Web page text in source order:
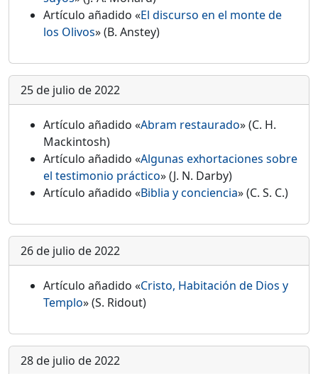
Artículo añadido «El discurso en el monte de
los Olivos» (B. Anstey)
25 de julio de 2022
Artículo añadido «Abram restaurado» (C. H.
Mackintosh)
Artículo añadido «Algunas exhortaciones sobre
el testimonio práctico» (J. N. Darby)
Artículo añadido «Biblia y conciencia» (C. S. C.)
26 de julio de 2022
Artículo añadido «Cristo, Habitación de Dios y
Templo» (S. Ridout)
28 de julio de 2022